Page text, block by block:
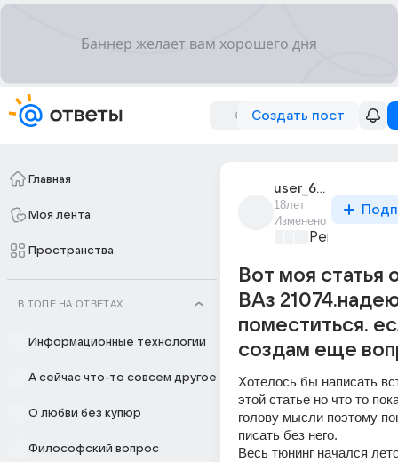
Создать пост
Главная
Моя лента
Пространства
В ТОПЕ НА ОТВЕТАХ
Информационные технологии
А сейчас что-то совсем другое
О любви без купюр
Философский вопрос
user_6910231
18лет
Изменено
Ремонт и
Вот моя статья
ВАз
поместиться.
создам еще
Хотелось бы написать
этой статье но что то
голову мысли поэтому
писать без него.
Весь тюнинг начался